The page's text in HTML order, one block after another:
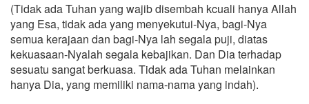
(Tidak ada Tuhan yang wajib disembah kcuali hanya Allah
yang Esa, tidak ada yang menyekutui-Nya, bagi-Nya
semua kerajaan dan bagi-Nya lah segala puji, diatas
kekuasaan-Nyalah segala kebajikan. Dan Dia terhadap
sesuatu sangat berkuasa. Tidak ada Tuhan melainkan
hanya Dia, yang memiliki nama-nama yang indah).